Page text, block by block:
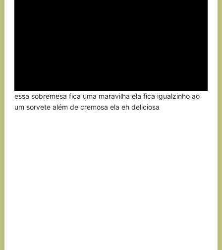
essa sobremesa fica uma maravilha ela fica igualzinho ao
um sorvete além de cremosa ela eh deliciosa